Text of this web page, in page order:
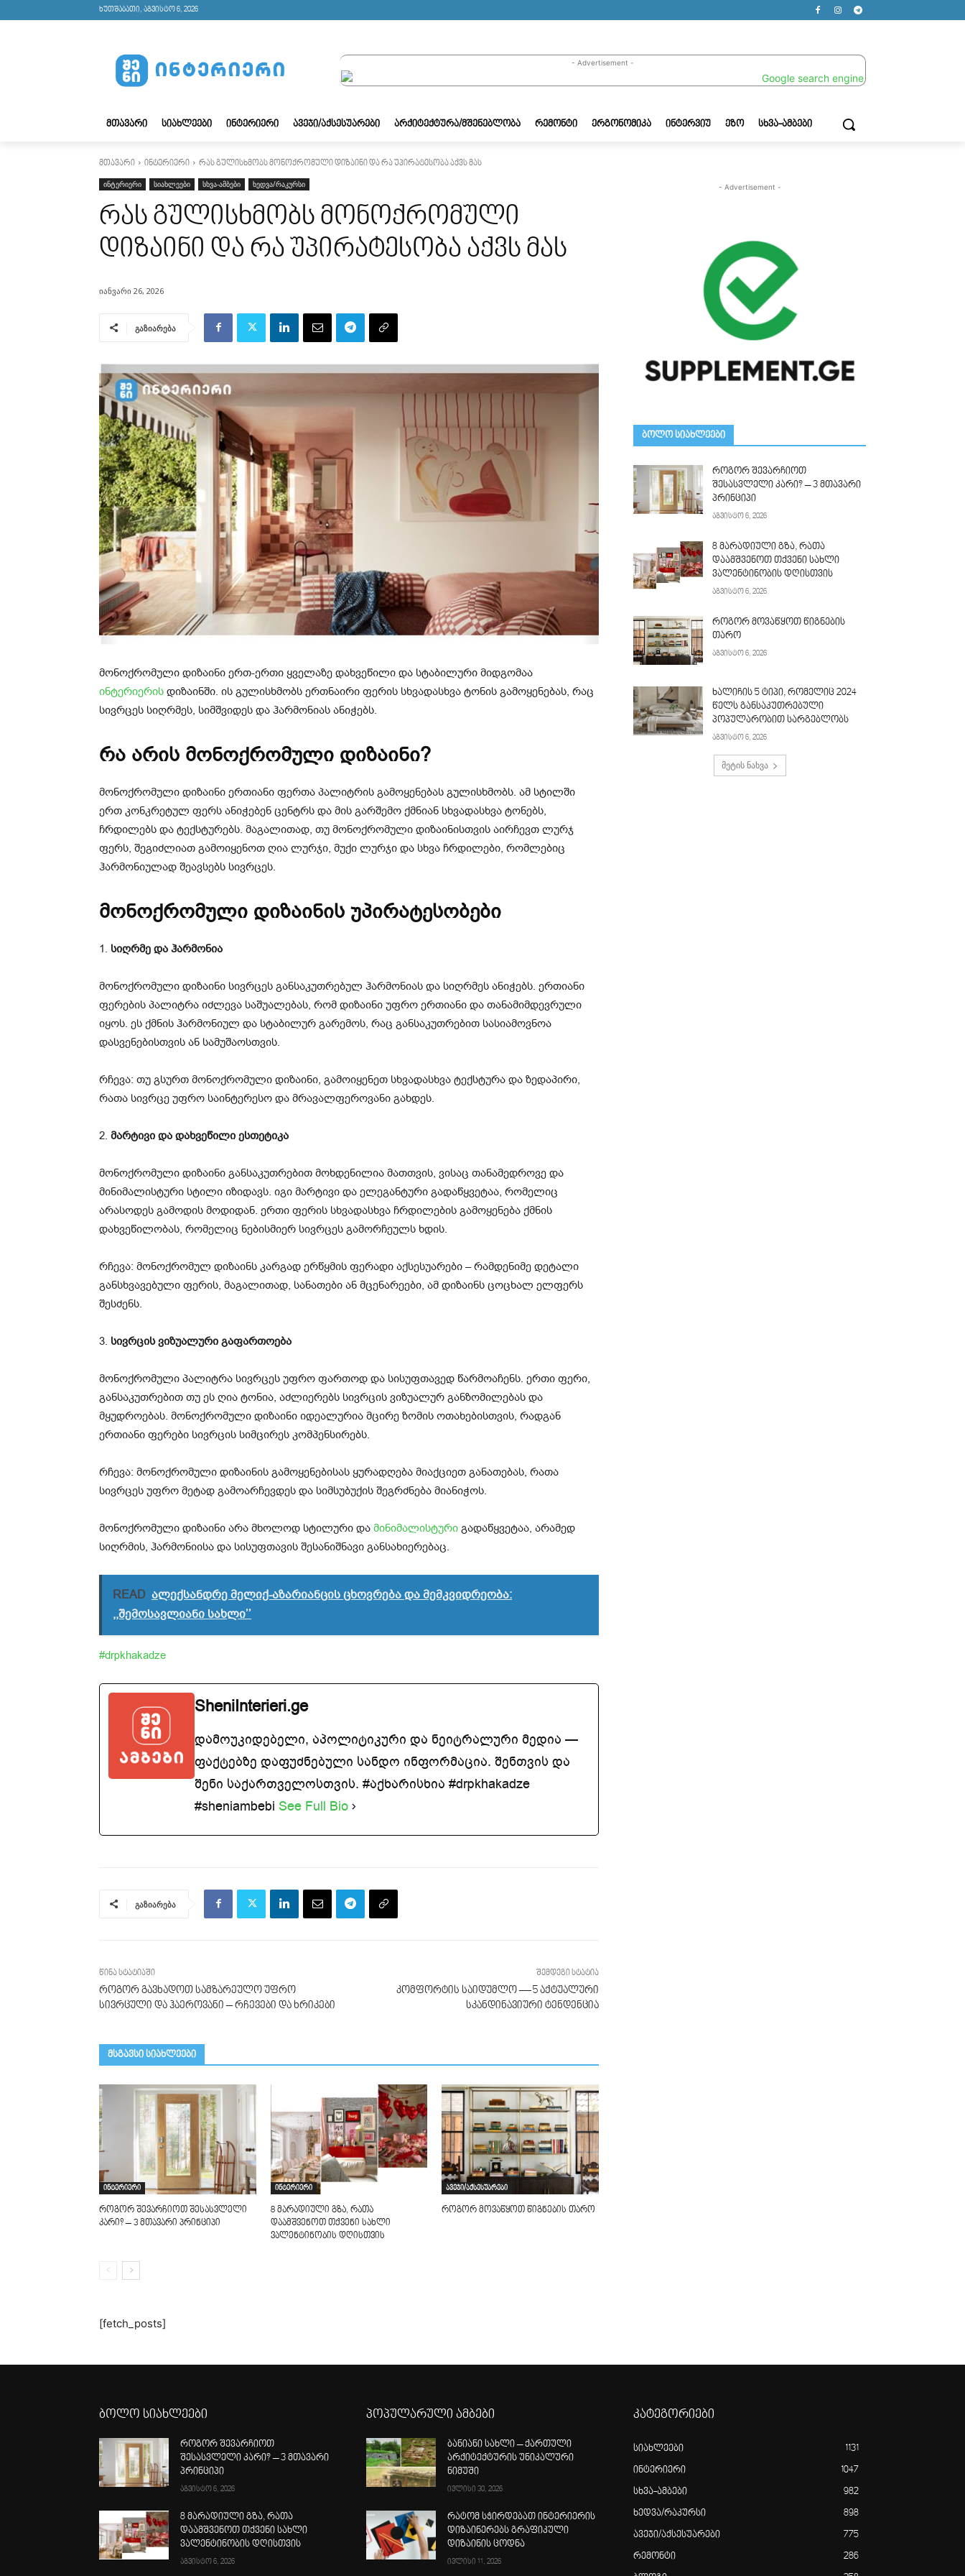
ხუთშაბათი, აგვისტო 6, 2026
- Advertisement -
ᲛᲗᲐᲕᲐᲠᲘ ᲡᲘᲐᲮᲚᲔᲔᲑᲘ ᲘᲜᲢᲔᲠᲘᲔᲠᲘ ᲐᲕᲔᲯᲘ/ᲐᲥᲡᲔᲡᲣᲐᲠᲔᲑᲘ ᲐᲠᲥᲘᲢᲔᲥᲢᲣᲠᲐ/ᲛᲨᲔᲜᲔᲑᲚᲝᲑᲐ ᲠᲔᲛᲝᲜᲢᲘ ᲔᲠᲒᲝᲜᲝᲛᲘᲙᲐ ᲘᲜᲢᲔᲠᲕᲘᲣ ᲔᲖᲝ ᲡᲮᲕᲐ-ᲐᲛᲑᲔᲑᲘ
მთავარი ინტერიერი რას გულისხმობს მონოქრომული დიზაინი და რა უპირატესობა აქვს მას
ინტერიერი სიახლეები სხვა-ამბები ხედვა/რაკურსი
რას გულისხმობს მონოქრომული
დიზაინი და რა უპირატესობა აქვს მას
იანვარი 26, 2026
გაზიარება
მონოქრომული დიზაინი ერთ-ერთი ყველაზე დახვეწილი და სტაბილური მიდგომაა
ინტერიერის დიზაინში. ის გულისხმობს ერთნაირი ფერის სხვადასხვა ტონის გამოყენებას, რაც
სივრცეს სიღრმეს, სიმშვიდეს და ჰარმონიას ანიჭებს.
რა არის მონოქრომული დიზაინი?
მონოქრომული დიზაინი ერთიანი ფერთა პალიტრის გამოყენებას გულისხმობს. ამ სტილში
ერთ კონკრეტულ ფერს ანიჭებენ ცენტრს და მის გარშემო ქმნიან სხვადასხვა ტონებს,
ჩრდილებს და ტექსტურებს. მაგალითად, თუ მონოქრომული დიზაინისთვის აირჩევთ ლურჯ
ფერს, შეგიძლიათ გამოიყენოთ ღია ლურჯი, მუქი ლურჯი და სხვა ჩრდილები, რომლებიც
ჰარმონიულად შეავსებს სივრცეს.
მონოქრომული დიზაინის უპირატესობები
1. სიღრმე და ჰარმონია
მონოქრომული დიზაინი სივრცეს განსაკუთრებულ ჰარმონიას და სიღრმეს ანიჭებს. ერთიანი
ფერების პალიტრა იძლევა საშუალებას, რომ დიზაინი უფრო ერთიანი და თანამიმდევრული
იყოს. ეს ქმნის ჰარმონიულ და სტაბილურ გარემოს, რაც განსაკუთრებით სასიამოვნოა
დასვენებისთვის ან სამუშაოსთვის.
რჩევა: თუ გსურთ მონოქრომული დიზაინი, გამოიყენეთ სხვადასხვა ტექსტურა და ზედაპირი,
რათა სივრცე უფრო საინტერესო და მრავალფეროვანი გახდეს.
2. მარტივი და დახვეწილი ესთეტიკა
მონოქრომული დიზაინი განსაკუთრებით მოხდენილია მათთვის, ვისაც თანამედროვე და
მინიმალისტური სტილი იზიდავს. იგი მარტივი და ელეგანტური გადაწყვეტაა, რომელიც
არასოდეს გამოდის მოდიდან. ერთი ფერის სხვადასხვა ჩრდილების გამოყენება ქმნის
დახვეწილობას, რომელიც ნებისმიერ სივრცეს გამორჩეულს ხდის.
რჩევა: მონოქრომულ დიზაინს კარგად ერწყმის ფერადი აქსესუარები – რამდენიმე დეტალი
განსხვავებული ფერის, მაგალითად, სანათები ან მცენარეები, ამ დიზაინს ცოცხალ ელფერს
შესძენს.
3. სივრცის ვიზუალური გაფართოება
მონოქრომული პალიტრა სივრცეს უფრო ფართოდ და სისუფთავედ წარმოაჩენს. ერთი ფერი,
განსაკუთრებით თუ ეს ღია ტონია, აძლიერებს სივრცის ვიზუალურ განზომილებას და
მყუდროებას. მონოქრომული დიზაინი იდეალურია მცირე ზომის ოთახებისთვის, რადგან
ერთიანი ფერები სივრცის სიმცირეს კომპენსირებს.
რჩევა: მონოქრომული დიზაინის გამოყენებისას ყურადღება მიაქციეთ განათებას, რათა
სივრცეს უფრო მეტად გამოარჩევდეს და სიმსუბუქის შეგრძნება მიანიჭოს.
მონოქრომული დიზაინი არა მხოლოდ სტილური და მინიმალისტური გადაწყვეტაა, არამედ
სიღრმის, ჰარმონიისა და სისუფთავის შესანიშნავი განსახიერებაც.
READ ალექსანდრე მელიქ-აზარიანცის ცხოვრება და მემკვიდრეობა:
,,შემოსავლიანი სახლი’’
#drpkhakadze
SheniInterieri.ge
დამოუკიდებელი, აპოლიტიკური და ნეიტრალური მედია —
ფაქტებზე დაფუძნებული სანდო ინფორმაცია. შენთვის და
შენი საქართველოსთვის. #აქხარისხია #drpkhakadze
#sheniambebi See Full Bio
გაზიარება
წინა სტატიაში
როგორ გავხადოთ სამზარეულო უფრო
სივრცული და ჰაეროვანი – რჩევები და ხრიკები
შემდეგი სტატია
კომფორტის საიდუმლო — 5 აქტუალური
სკანდინავიური ტენდენცია
მსგავსი სიახლეები
ინტერიერი
როგორ შევარჩიოთ შესასვლელი
კარი? – 3 მთავარი პრინციპი
ინტერიერი
8 მარადიული გზა, რათა
დაამშვენოთ თქვენი სახლი
ვალენტინობის დღისთვის
ავეჯი/აქსესუარები
როგორ მოვაწყოთ წიგნების თარო
[fetch_posts]
- Advertisement -
ᲑᲝᲚᲝ ᲡᲘᲐᲮᲚᲔᲔᲑᲘ
როგორ შევარჩიოთ
შესასვლელი კარი? – 3 მთავარი
პრინციპი
აგვისტო 6, 2026
8 მარადიული გზა, რათა
დაამშვენოთ თქვენი სახლი
ვალენტინობის დღისთვის
აგვისტო 6, 2026
როგორ მოვაწყოთ წიგნების
თარო
აგვისტო 6, 2026
ხალიჩის 5 ტიპი, რომელიც 2024
წელს განსაკუთრებული
პოპულარობით სარგებლობს
აგვისტო 6, 2026
მეტის ნახვა
ბოლო სიახლეები
როგორ შევარჩიოთ
შესასვლელი კარი? – 3 მთავარი
პრინციპი
აგვისტო 6, 2026
8 მარადიული გზა, რათა
დაამშვენოთ თქვენი სახლი
ვალენტინობის დღისთვის
აგვისტო 6, 2026
პოპულარული ამბები
ბანიანი სახლი – ქართული
არქიტექტურის უნიკალური
ნიმუში
ივლისი 30, 2026
რატომ სჭირდებათ ინტერიერის
დიზაინერებს გრაფიკული
დიზაინის ცოდნა
ივლისი 11, 2026
კატეგორიები
სიახლეები 1131
ინტერიერი 1047
სხვა-ამბები 982
ხედვა/რაკურსი 898
ავეჯი/აქსესუარები 775
რემონტი 286